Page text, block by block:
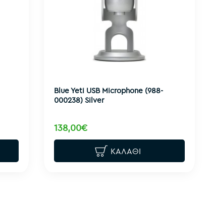
Blue Yeti USB Microphone (988-
000238) Silver
138,00€
ΚΑΛΆΘΙ